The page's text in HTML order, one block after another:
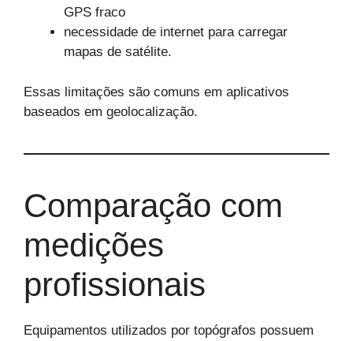
GPS fraco
necessidade de internet para carregar
mapas de satélite.
Essas limitações são comuns em aplicativos
baseados em geolocalização.
Comparação com
medições
profissionais
Equipamentos utilizados por topógrafos possuem